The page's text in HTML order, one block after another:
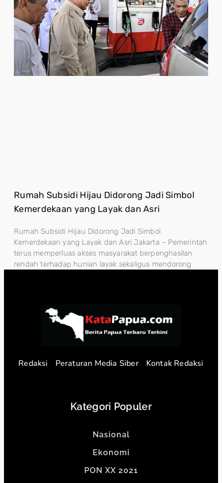
Rumah Subsidi Hijau Didorong Jadi Simbol
Kemerdekaan yang Layak dan Asri
Rumah Subsidi Hijau Didorong Jadi Simbol
Kemerdekaan yang Layak dan Asri Jakarta – Pemerintah
terus memperluas akses masyarakat berpenghasilan
rendah terhadap hunian layak sekaligus mendorong
Redaksi Peraturan Media Siber Kontak Redaksi
Kategori Populer
Nasional
Ekonomi
PON XX 2021